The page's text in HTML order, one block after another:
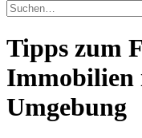
Tipps zum
Immobilien
Umgebung